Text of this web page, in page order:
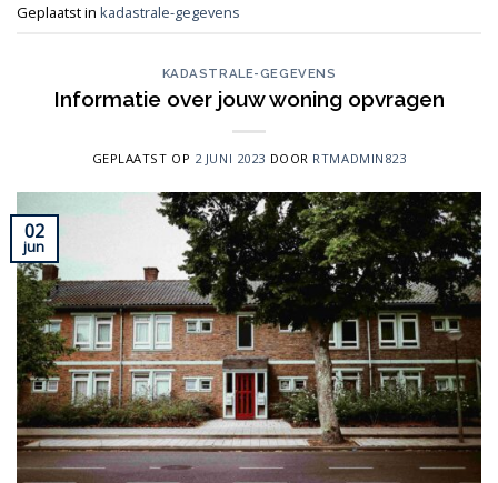
Geplaatst in kadastrale-gegevens
KADASTRALE-GEGEVENS
Informatie over jouw woning opvragen
GEPLAATST OP 2 JUNI 2023 DOOR RTMADMIN823
02
jun